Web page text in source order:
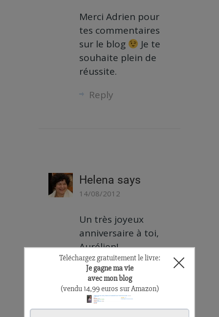
Merci Adrien pour
tes commentaires
sur le blog
Je te
souhaite plein de
réussite.
Reply
Helena says
14/08/2012
Un très joyeux
anniversaire à toi,
Aurélien!
A mon tour de te
remercier car te
rencontrer a
marqué un